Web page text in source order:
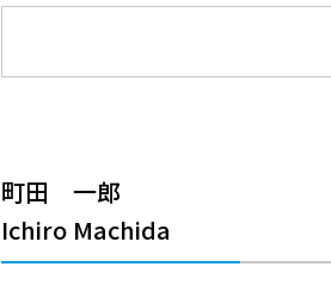
町田 一郎
Ichiro Machida